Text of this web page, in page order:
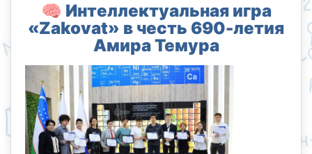
🧠 Интеллектуальная игра
«Zakovat» в честь 690-летия
Амира Темура